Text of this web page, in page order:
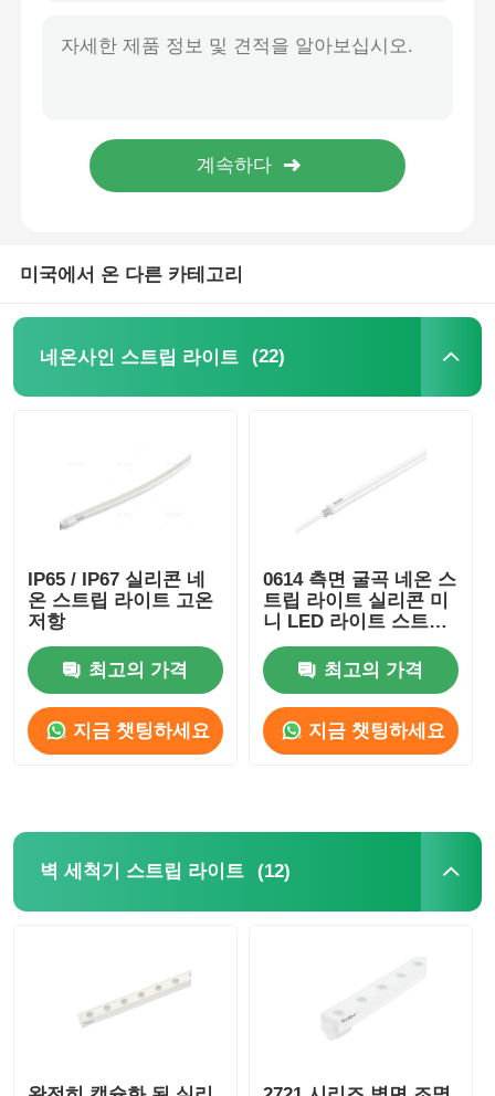
벽 세척기 스트립 라이트
3D 네온 빛
맨 LED 스트립
대형 네온 조명
사우나 라이트 바
고효율 LED 스트립
LED 조명 장치
유연한 LED 조명 잎
미국에서 온 다른 카테고리
네온사인 스트립 라이트 (22)
IP65 / IP67 실리콘 네
온 스트립 라이트 고온
저항
최고의 가격
지금 챗팅하세요
0614 측면 굴곡 네온 스
트립 라이트 실리콘 미
니 LED 라이트 스트립
IP65/67 24V
최고의 가격
지금 챗팅하세요
벽 세척기 스트립 라이트 (12)